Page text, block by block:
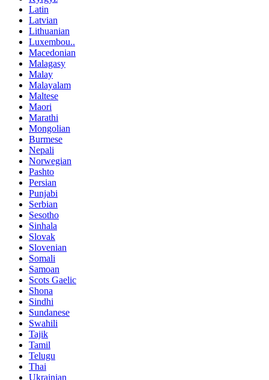
Latin
Latvian
Lithuanian
Luxembou..
Macedonian
Malagasy
Malay
Malayalam
Maltese
Maori
Marathi
Mongolian
Burmese
Nepali
Norwegian
Pashto
Persian
Punjabi
Serbian
Sesotho
Sinhala
Slovak
Slovenian
Somali
Samoan
Scots Gaelic
Shona
Sindhi
Sundanese
Swahili
Tajik
Tamil
Telugu
Thai
Ukrainian